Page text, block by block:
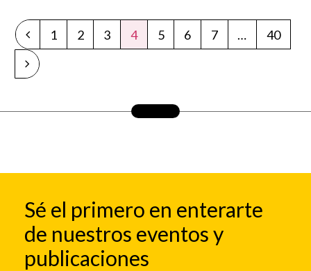
AnteriorPage
1 Page
2 Page
3 Page
4 Page
5 Page
6 Page
7 … Page
40
Siguiente
Sé el primero en enterarte
de nuestros eventos y
publicaciones